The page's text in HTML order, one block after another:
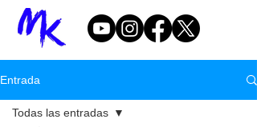
Entrada
Todas las entradas